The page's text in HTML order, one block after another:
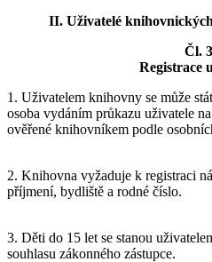
II. Uživatelé
Čl. 3
Registrace
1. Uživatelem knihovny se může
osoba vydáním průkazu uživatele
ověřené knihovníkem podle
2. Knihovna vyžaduje k registraci
příjmení, bydliště a rodné číslo.
3. Děti do 15 let se stanou
souhlasu zákonného zástupce.